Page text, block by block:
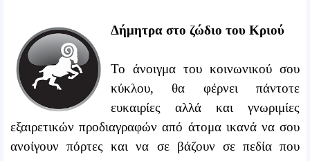
Δήμητρα στο ζώδιο του Κριού
Το άνοιγμα του κοινωνικού σου
κύκλου, θα φέρνει πάντοτε
ευκαιρίες αλλά και γνωριμίες
εξαιρετικών προδιαγραφών από άτομα ικανά να σου
ανοίγουν πόρτες και να σε βάζουν σε πεδία που